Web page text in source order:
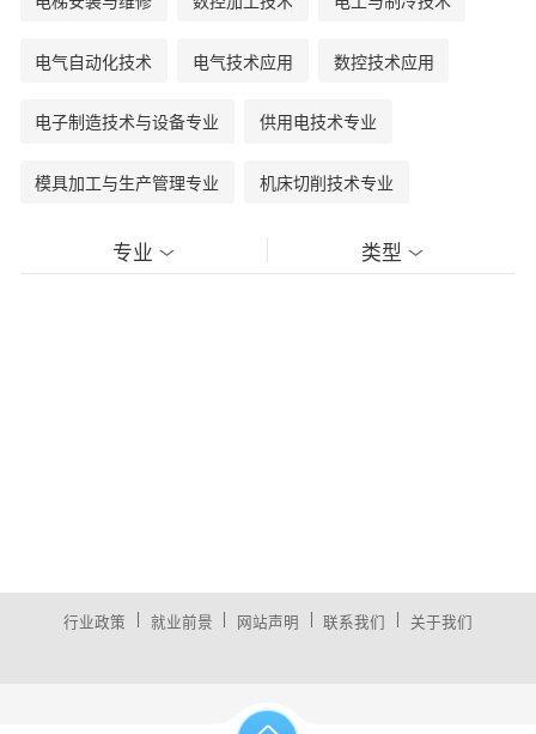
电气自动化技术 电气技术应用 数控技术应用
电子制造技术与设备专业 供用电技术专业
模具加工与生产管理专业 机床切削技术专业
专业 类型
行业政策 就业前景 网站声明 联系我们 关于我们